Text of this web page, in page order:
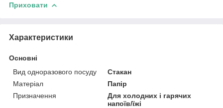
Приховати
Характеристики
Основні
Вид одноразового посуду
Стакан
Матеріал
Папір
Призначення
Для холодних і гарячих
напоїв/їжі